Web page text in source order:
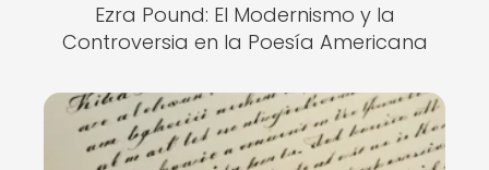
Ezra Pound: El Modernismo y la
Controversia en la Poesía Americana